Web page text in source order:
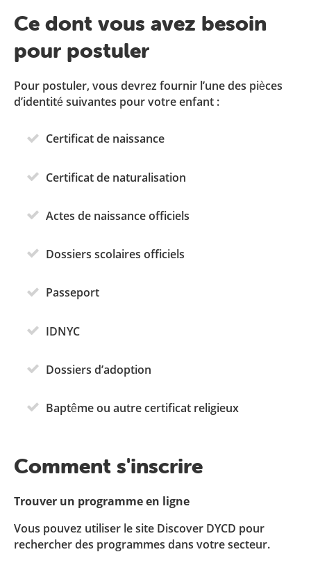
Ce dont vous avez besoin
pour postuler
Pour postuler, vous devrez fournir l’une des pièces
d’identité suivantes pour votre enfant :
Certificat de naissance
Certificat de naturalisation
Actes de naissance officiels
Dossiers scolaires officiels
Passeport
IDNYC
Dossiers d’adoption
Baptême ou autre certificat religieux
Comment s'inscrire
Trouver un programme en ligne
Vous pouvez utiliser le site Discover DYCD pour
rechercher des programmes dans votre secteur.